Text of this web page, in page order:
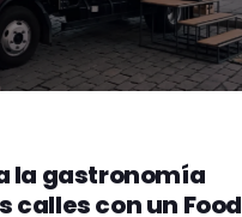
la gastronomía
calles con un Food